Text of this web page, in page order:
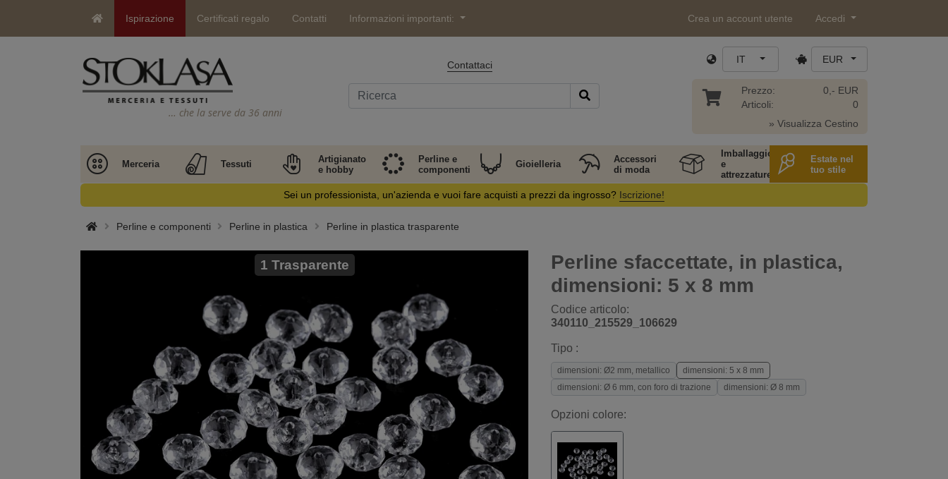
Ispirazione Certificati regalo Contatti Informazioni importanti: Crea un account utente Accedi
… che la serve da 36 anni
Contattaci IT EUR
Prezzo:
Articoli:
0,- EUR
0
» Visualizza Cestino
Merceria Tessuti
Artigianato
e hobby
Perline e
componenti
Gioielleria
Accessori
di moda
Imballaggio
e
attrezzature
Estate nel
tuo stile
Sei un professionista, un'azienda e vuoi fare acquisti a prezzi da ingrosso? Iscrizione!
Perline e componenti Perline in plastica Perline in plastica trasparente
Perline sfaccettate, in plastica,
dimensioni: 5 x 8 mm
Codice articolo:
340110_215529_106629
1 Trasparente
Tipo :
dimensioni: Ø2 mm, metallico
dimensioni: 5 x 8 mm
dimensioni: Ø 6 mm, con foro di trazione
dimensioni: Ø 8 mm
Opzioni colore: